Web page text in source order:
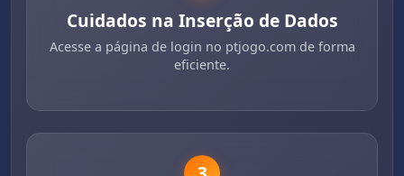
Cuidados na Inserção de Dados
Acesse a página de login no ptjogo.com de forma
eficiente.